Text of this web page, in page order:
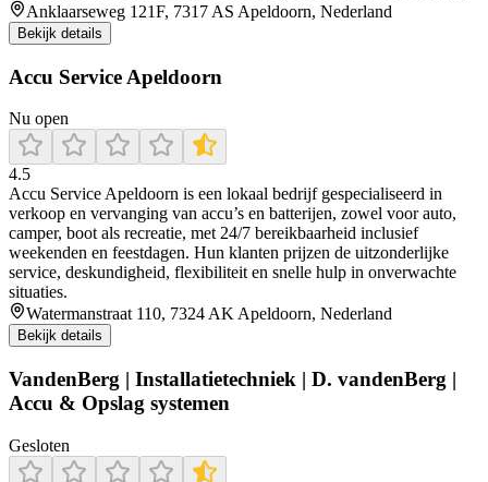
Anklaarseweg 121F, 7317 AS Apeldoorn, Nederland
Bekijk details
Accu Service Apeldoorn
Nu open
4.5
Accu Service Apeldoorn is een lokaal bedrijf gespecialiseerd in
verkoop en vervanging van accu’s en batterijen, zowel voor auto,
camper, boot als recreatie, met 24/7 bereikbaarheid inclusief
weekenden en feestdagen. Hun klanten prijzen de uitzonderlijke
service, deskundigheid, flexibiliteit en snelle hulp in onverwachte
situaties.
Watermanstraat 110, 7324 AK Apeldoorn, Nederland
Bekijk details
VandenBerg | Installatietechniek | D. vandenBerg |
Accu & Opslag systemen
Gesloten